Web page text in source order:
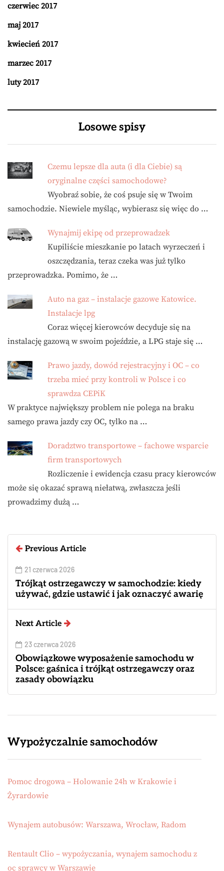
czerwiec 2017
maj 2017
kwiecień 2017
marzec 2017
luty 2017
Losowe spisy
Czemu lepsze dla auta (i dla Ciebie) są
oryginalne części samochodowe?
Wyobraź sobie, że coś psuje się w Twoim
samochodzie. Niewiele myśląc, wybierasz się więc do …
Wynajmij ekipę od przeprowadzek
Kupiliście mieszkanie po latach wyrzeczeń i
oszczędzania, teraz czeka was już tylko
przeprowadzka. Pomimo, że …
Auto na gaz – instalacje gazowe Katowice.
Instalacje lpg
Coraz więcej kierowców decyduje się na
instalację gazową w swoim pojeździe, a LPG staje się …
Prawo jazdy, dowód rejestracyjny i OC – co
trzeba mieć przy kontroli w Polsce i co
sprawdza CEPiK
W praktyce największy problem nie polega na braku
samego prawa jazdy czy OC, tylko na …
Doradztwo transportowe – fachowe wsparcie
firm transportowych
Rozliczenie i ewidencja czasu pracy kierowców
może się okazać sprawą niełatwą, zwłaszcza jeśli
prowadzimy dużą …
Previous Article
21 czerwca 2026
Trójkąt ostrzegawczy w samochodzie: kiedy
używać, gdzie ustawić i jak oznaczyć awarię
Next Article
23 czerwca 2026
Obowiązkowe wyposażenie samochodu w
Polsce: gaśnica i trójkąt ostrzegawczy oraz
zasady obowiązku
Wypożyczalnie samochodów
Pomoc drogowa – Holowanie 24h w Krakowie i
Żyrardowie
Wynajem autobusów: Warszawa, Wrocław, Radom
Rentault Clio – wypożyczania, wynajem samochodu z
oc sprawcy w Warszawie